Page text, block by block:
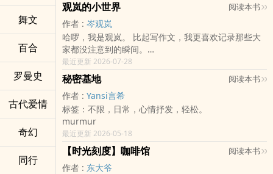
舞文
百合
罗曼史
古代爱情
奇幻
同行
次笑出来，让那些被世界抛弃的人，重新拥有活下去的
理由。
然而，随着世界树逐渐苏醒，被封印的黑暗也开始睁开
双眼。
王国、商会、魔兽与古老势力接连逼近，莱恩与莉雅被
迫站上战场。
当最后的圣光即将熄灭，他们必须做出选择——
还是牺牲自己，守住身后那群相信他们的人？
这是一个从破败工坊开始，集结难民、伙伴、猫狗与钢
铁巨神，重新点燃世界希望的故事。
即使世界只剩黑暗——
他们也要亲手打造最后一道光。
观岚的小世界 阅读本书
作者 : 岑观岚
哈啰，我是观岚。 比起写作文，我更喜欢记录那些大
家都没注意到的瞬间。
像是补习班窗外的雨声、便利商店架上最后一瓶饮料的
颜色，还有藏在大家笑容背后，那些没说出口的心事。
虽然有时候觉得生活很烦，也有很多搞不懂的问题，但
写下来之后，好像就能稍微冷静一点了。
这里是我存放这些心情的地方，如果你也刚好路过，要
不要坐下来，陪我一起聊聊这些日常里的奇迹？
最近更新 2026-07-28
秘密基地 阅读本书
作者 : Yansi言希
标签：不限，日常，心情抒发，轻松。
murmur
最近更新 2026-05-18
【时光刻度】咖啡馆 阅读本书
作者 : 东大爷